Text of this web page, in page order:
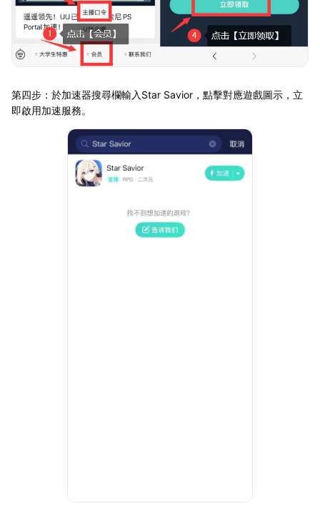
第四步：於加速器搜尋欄輸入Star Savior，點擊對應遊戲圖示，立
即啟用加速服務。